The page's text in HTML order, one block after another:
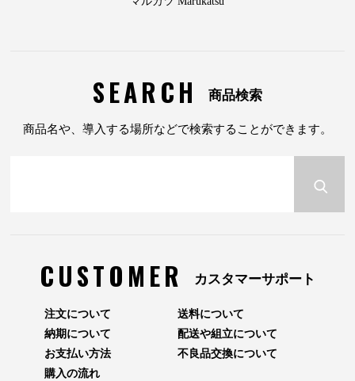
SEARCH 商品検索
商品名や、導入する場所などで検索することができます。
CUSTOMER カスタマーサポート
注文について
納期について
お支払い方法
送料について
配送や組立について
不良品交換について
購入の流れ